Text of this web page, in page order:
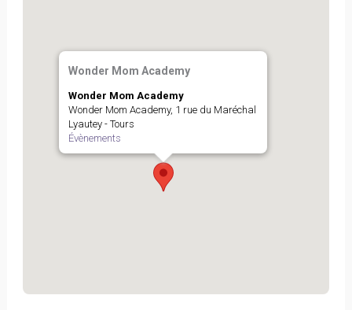
Wonder Mom Academy
Wonder Mom Academy
Wonder Mom Academy, 1 rue du Maréchal
Lyautey - Tours
Évènements